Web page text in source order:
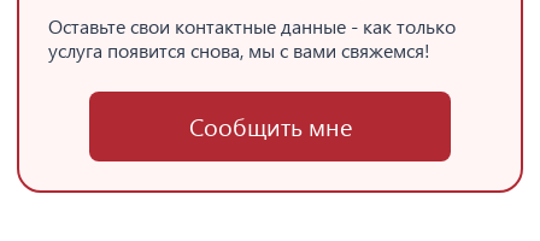
Оставьте свои контактные данные - как только
услуга появится снова, мы с вами свяжемся!
Сообщить мне